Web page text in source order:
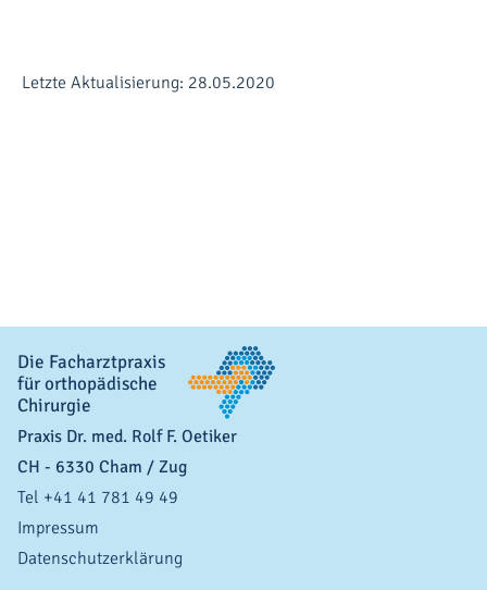
Letzte Aktualisierung: 28.05.2020
Die Facharztpraxis
für orthopädische
Chirurgie
Praxis Dr. med. Rolf F. Oetiker
CH - 6330 Cham / Zug
Tel +41 41 781 49 49
Impressum
Datenschutzerklärung